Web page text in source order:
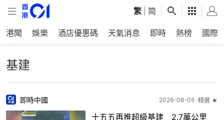
繁 简
港聞 娛樂 酒店優惠碼 天氣消息 即時 熱榜 國際
基建
即時中國 2026-08-05 精選 ★
十五五再推超級基建 2.7萬公里